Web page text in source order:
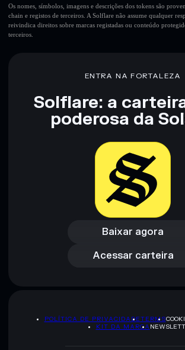
10
glitch nut
única carteira
Aviso legal: Esta informação é apenas para
não constitui aconselhamento financeiro. Faz
pesquisa. Dados fornecidos pelo rugcheck.xyz.
Os nomes, símbolos, imagens e descrições dos tokens são
chain e registos de terceiros. A Solflare não assume qualquer
reivindica direitos sobre marcas registadas ou conteúdo
terceiros.
ENTRA NA FORTALEZA
Solflare: a
poderosa da
Baixar agora
Baixar agora
Acessar carteira
Acessar carteira
POLÍTICA DE PRIVACIDADETERMS
KIT DA MARCA